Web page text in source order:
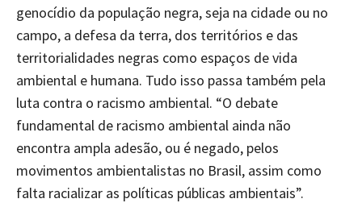
genocídio da população negra, seja na cidade ou no
campo, a defesa da terra, dos territórios e das
territorialidades negras como espaços de vida
ambiental e humana. Tudo isso passa também pela
luta contra o racismo ambiental. “O debate
fundamental de racismo ambiental ainda não
encontra ampla adesão, ou é negado, pelos
movimentos ambientalistas no Brasil, assim como
falta racializar as políticas públicas ambientais”.